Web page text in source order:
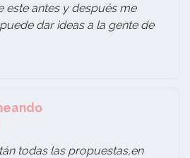
este antes y después me
dar ideas a la gente de
todas las propuestas,en